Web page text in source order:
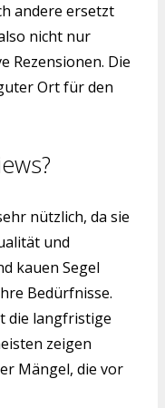
andere ersetzt
nicht nur
Rezensionen. Die
Ort für den
nützlich, da sie
und
kauen Segel
Bedürfnisse.
die langfristige
zeigen
Mängel, die vor